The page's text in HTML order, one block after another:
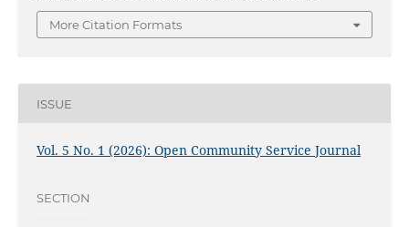
More Citation Formats
ISSUE
Vol. 5 No. 1 (2026): Open Community Service Journal
SECTION